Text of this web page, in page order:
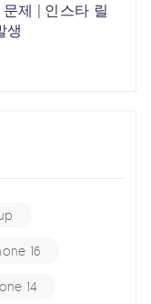
제 | 인스타 릴
생
16
14